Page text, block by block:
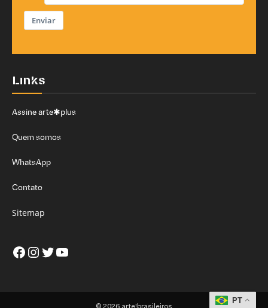
Enviar
Links
Assine arte✱plus
Quem somos
WhatsApp
Contato
Sitemap
Facebook
Instagram
Twitter
Youtube
PT